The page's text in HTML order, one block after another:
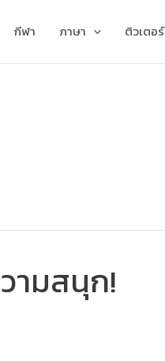
กีฬา ภาษา ติวเตอร์
ามสนุก!